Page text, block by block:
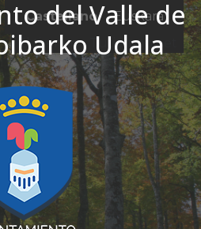
del Valle de
Udala
Castellano
Euskara
El tiempo - Tutiempo.net